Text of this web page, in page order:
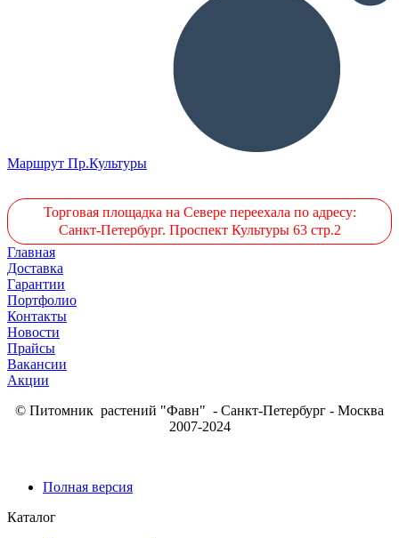
Маршрут Пр.Культуры
Торговая площадка на Севере переехала по адресу:
Санкт-Петербург. Проспект Культуры 63 стр.2
Главная
Доставка
Гарантии
Портфолио
Контакты
Новости
Прайсы
Вакансии
Акции
© Питомник растений "Фавн" - Санкт-Петербург - Москва
2007-2024
Полная версия
Каталог